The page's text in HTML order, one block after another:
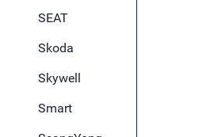
SEAT
Skoda
Skywell
Smart